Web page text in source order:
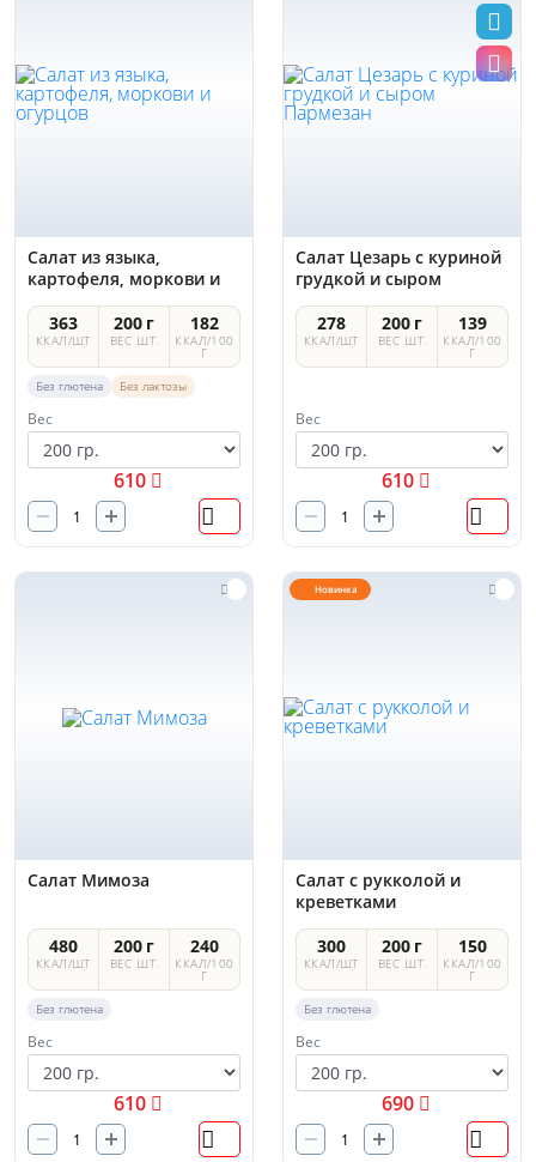
Салат из языка,
картофеля, моркови и
огурцов
363
ККАЛ/ШТ
200 г
ВЕС ШТ.
182
ККАЛ/100
Г
Без глютена Без лактозы
Вес
610
Салат Цезарь с куриной
грудкой и сыром
Пармезан
278
ККАЛ/ШТ
200 г
ВЕС ШТ.
139
ККАЛ/100
Г
Вес
610
Салат Мимоза
480
ККАЛ/ШТ
200 г
ВЕС ШТ.
240
ККАЛ/100
Г
Без глютена
Вес
610
Новинка
Салат с рукколой и
креветками
300
ККАЛ/ШТ
200 г
ВЕС ШТ.
150
ККАЛ/100
Г
Без глютена
Вес
690